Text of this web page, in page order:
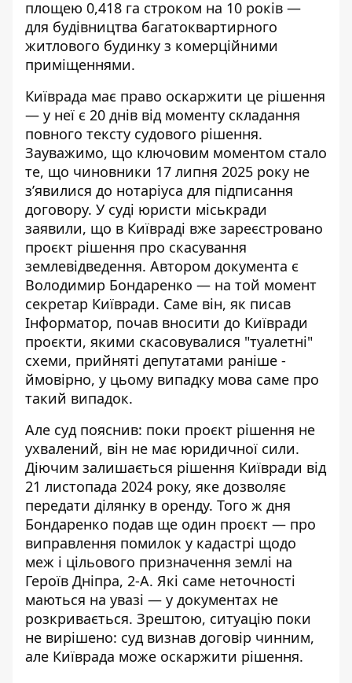
площею 0,418 га строком на 10 років —
для будівництва багатоквартирного
житлового будинку з комерційними
приміщеннями.
Київрада має право оскаржити це рішення
— у неї є 20 днів від моменту складання
повного тексту судового рішення.
Зауважимо, що ключовим моментом стало
те, що чиновники 17 липня 2025 року не
з’явилися до нотаріуса для підписання
договору. У суді юристи міськради
заявили, що в Київраді вже зареєстровано
проєкт рішення про скасування
землевідведення. Автором документа є
Володимир Бондаренко — на той момент
секретар Київради. Саме він, як писав
Інформатор, почав вносити до Київради
проєкти, якими скасовувалися "туалетні"
схеми, прийняті депутатами раніше -
ймовірно, у цьому випадку мова саме про
такий випадок.
Але суд пояснив: поки проєкт рішення не
ухвалений, він не має юридичної сили.
Діючим залишається рішення Київради від
21 листопада 2024 року, яке дозволяє
передати ділянку в оренду. Того ж дня
Бондаренко подав ще один проєкт — про
виправлення помилок у кадастрі щодо
меж і цільового призначення землі на
Героїв Дніпра, 2-А. Які саме неточності
маються на увазі — у документах не
розкривається. Зрештою, ситуацію поки
не вирішено: суд визнав договір чинним,
але Київрада може оскаржити рішення.